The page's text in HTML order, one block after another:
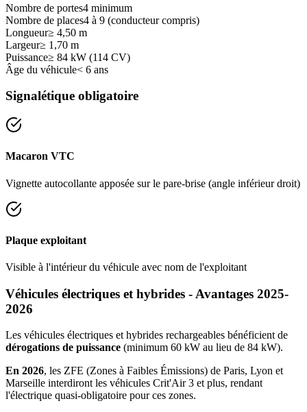
Nombre de portes4 minimum
Nombre de places4 à 9 (conducteur compris)
Longueur≥ 4,50 m
Largeur≥ 1,70 m
Puissance≥ 84 kW (114 CV)
Âge du véhicule< 6 ans
Signalétique obligatoire
Macaron VTC
Vignette autocollante apposée sur le pare-brise (angle inférieur droit)
Plaque exploitant
Visible à l'intérieur du véhicule avec nom de l'exploitant
Véhicules électriques et hybrides - Avantages 2025-
2026
Les véhicules électriques et hybrides rechargeables bénéficient de
dérogations de puissance (minimum 60 kW au lieu de 84 kW).
En 2026, les ZFE (Zones à Faibles Émissions) de Paris, Lyon et
Marseille interdiront les véhicules Crit'Air 3 et plus, rendant
l'électrique quasi-obligatoire pour ces zones.